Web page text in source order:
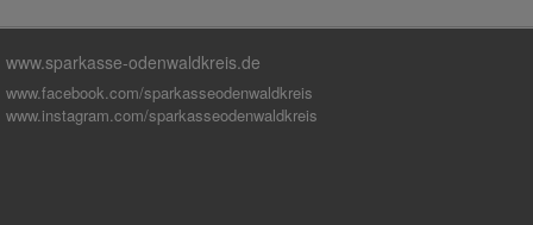
www.sparkasse-odenwaldkreis.de
www.facebook.com/sparkasseodenwaldkreis
www.instagram.com/sparkasseodenwaldkreis